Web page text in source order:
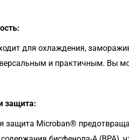
для охлаждения,
и практичным. Вы
защита:
защита Microban®